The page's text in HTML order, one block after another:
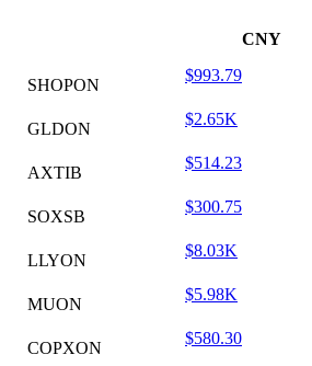
CNY
SHOPON
$993.79
GLDON
$2.65K
AXTIB
$514.23
SOXSB
$300.75
LLYON
$8.03K
MUON
$5.98K
COPXON
$580.30